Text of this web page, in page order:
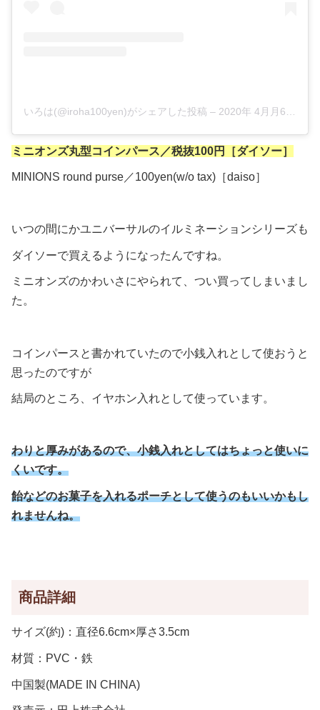
いろは(@iroha100yen)がシェアした投稿 – 2020年 4月月6日午前7時52分PDT
ミニオンズ丸型コインパース／税抜100円［ダイソー］
MINIONS round purse／100yen(w/o tax)［daiso］
いつの間にかユニバーサルのイルミネーションシリーズも
ダイソーで買えるようになったんですね。
ミニオンズのかわいさにやられて、つい買ってしまいまし
た。
コインパースと書かれていたので小銭入れとして使おうと
思ったのですが
結局のところ、イヤホン入れとして使っています。
わりと厚みがあるので、小銭入れとしてはちょっと使いに
くいです。
飴などのお菓子を入れるポーチとして使うのもいいかもし
れませんね。
商品詳細
サイズ(約)：直径6.6cm×厚さ3.5cm
材質：PVC・鉄
中国製(MADE IN CHINA)